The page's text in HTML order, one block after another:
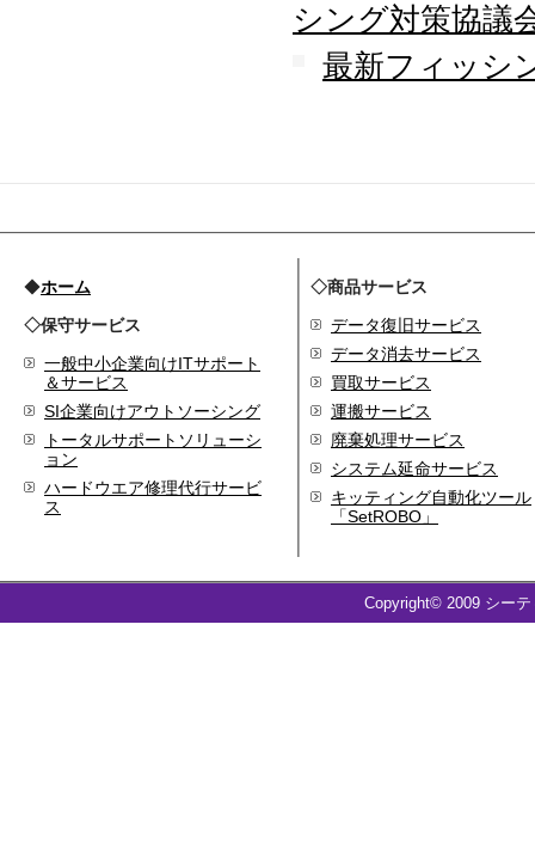
シング対策協議
最新フィッシ
◆ホーム
◇保守サービス
一般中小企業向けITサポート
＆サービス
SI企業向けアウトソーシング
トータルサポートソリューシ
ョン
ハードウエア修理代行サービ
ス
◇商品サービス
データ復旧サービス
データ消去サービス
買取サービス
運搬サービス
廃棄処理サービス
システム延命サービス
キッティング自動化ツール
「SetROBO」
Copyright© 2009 シー